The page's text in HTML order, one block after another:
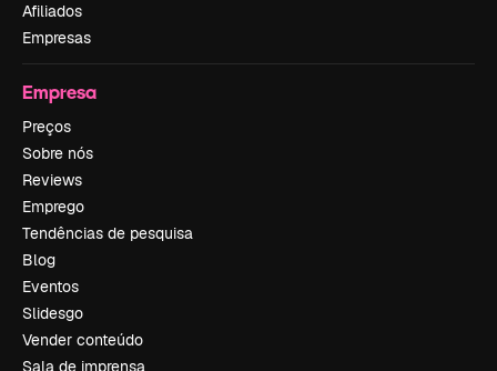
Afiliados
Empresas
Empresa
Preços
Sobre nós
Reviews
Emprego
Tendências de pesquisa
Blog
Eventos
Slidesgo
Vender conteúdo
Sala de imprensa